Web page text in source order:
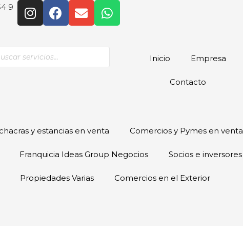
9
Inicio Empresa
Contacto
y estancias en venta Comercios y Pymes en venta
Franquicia Ideas Group Negocios Socios e inversores
Propiedades Varias Comercios en el Exterior